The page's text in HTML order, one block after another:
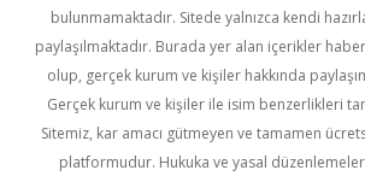
bulunmamaktadır. Sitede yalnızca kendi
paylaşılmaktadır. Burada yer alan içerikler
olup, gerçek kurum ve kişiler hakkında
Gerçek kurum ve kişiler ile isim benzerlikleri
Sitemiz, kar amacı gütmeyen ve tamamen
platformudur. Hukuka ve yasal